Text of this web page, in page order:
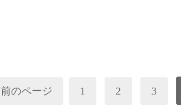
前のページ 1 2 3